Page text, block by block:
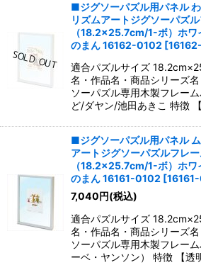
■ジグソーパズル用パネル
リズムアートジグソーパズ
（18.2×25.7cm/1-ボ）ホワ
のまん 16162-0102 [
適合パズルサイズ
名・作品名・商品シリーズ
ソーパズル専用木製フレー
ど/ダヤン/池田あきこ 特徴
■ジグソーパズル用パネル
アートジグソーパズルフレ
（18.2×25.7cm/1-ボ）ホワ
のまん 16161-0102 [
7,040円(税込)
適合パズルサイズ
名・作品名・商品シリーズ
ソーパズル専用木製フレー
ーベ・ヤンソン） 特徴 【透